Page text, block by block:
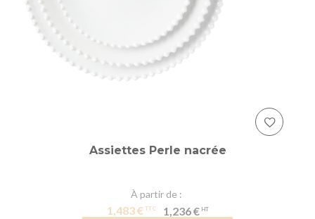
Assiettes Perle nacrée
À partir de
1,483 € 1,236 €